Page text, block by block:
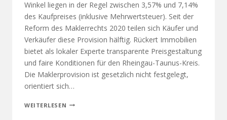
Winkel liegen in der Regel zwischen 3,57% und 7,14%
des Kaufpreises (inklusive Mehrwertsteuer). Seit der
Reform des Maklerrechts 2020 teilen sich Käufer und
Verkäufer diese Provision hälftig. Rückert Immobilien
bietet als lokaler Experte transparente Preisgestaltung
und faire Konditionen für den Rheingau-Taunus-Kreis.
Die Maklerprovision ist gesetzlich nicht festgelegt,
orientiert sich…
WEITERLESEN